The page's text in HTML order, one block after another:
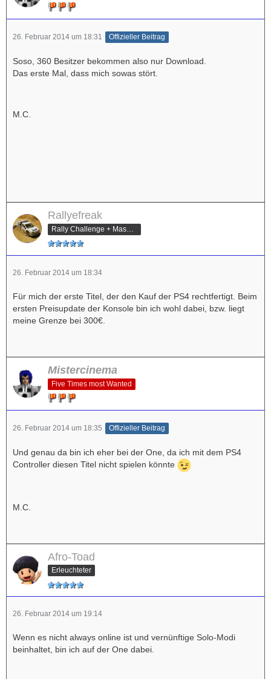
26. Februar 2014 um 18:31 Offizieller Beitrag
Soso, 360 Besitzer bekommen also nur Download.
Das erste Mal, dass mich sowas stört.
M.C.
Rallyefreak
26. Februar 2014 um 18:34
Für mich der erste Titel, der den Kauf der PS4 rechtfertigt. Beim
ersten Preisupdate der Konsole bin ich wohl dabei, bzw. liegt
meine Grenze bei 300€.
Mistercinema
Five Times most Wanted
26. Februar 2014 um 18:35 Offizieller Beitrag
Und genau da bin ich eher bei der One, da ich mit dem PS4
Controller diesen Titel nicht spielen könnte
M.C.
Afro-Toad
Erleuchteter
26. Februar 2014 um 19:14
Wenn es nicht always online ist und vernünftige Solo-Modi
beinhaltet, bin ich auf der One dabei.